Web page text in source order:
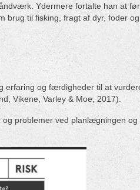
Ydermere fortalte han at
brug til fisking, fragt af dyr, foder
og færdigheder til at
Vikene, Varley & Moe, 2017).
problemer ved planlægningen